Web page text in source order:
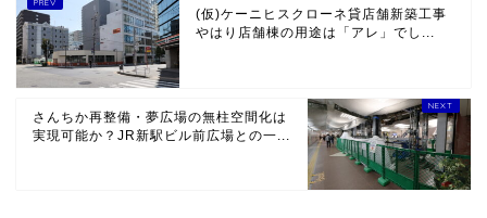
(仮)ケーニヒスクローネ貸店舗新築工事
やはり店舗棟の用途は「アレ」でし...
さんちか再整備・夢広場の無柱空間化は
実現可能か？JR新駅ビル前広場との一...